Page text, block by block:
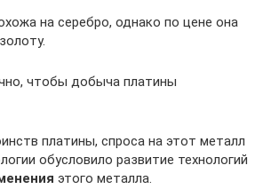
на серебро, однако по цене она
чтобы добыча платины
платины, спроса на этот металл
обусловило развитие технологий
этого металла.